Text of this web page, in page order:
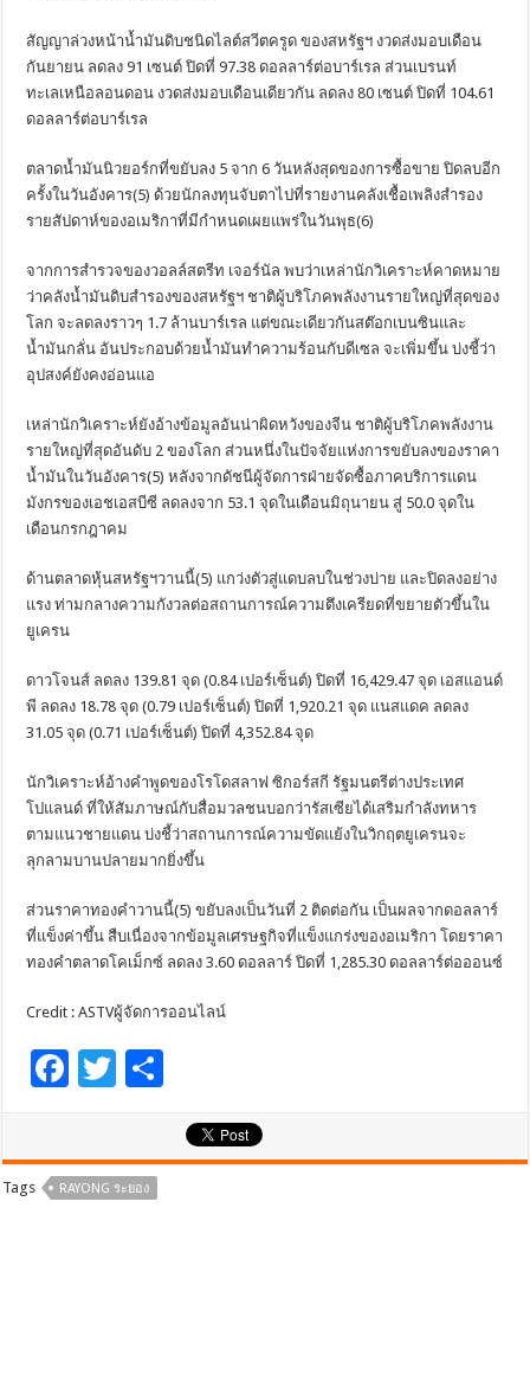
สัญญาล่วงหน้าน้ำมันดิบชนิดไลต์สวีตครูด ของสหรัฐฯ งวดส่งมอบเดือน
กันยายน ลดลง 91 เซนต์ ปิดที่ 97.38 ดอลลาร์ต่อบาร์เรล ส่วนเบรนท์
ทะเลเหนือลอนดอน งวดส่งมอบเดือนเดียวกัน ลดลง 80 เซนต์ ปิดที่ 104.61
ดอลลาร์ต่อบาร์เรล
ตลาดน้ำมันนิวยอร์กที่ขยับลง 5 จาก 6 วันหลังสุดของการซื้อขาย ปิดลบอีก
ครั้งในวันอังคาร(5) ด้วยนักลงทุนจับตาไปที่รายงานคลังเชื้อเพลิงสำรอง
รายสัปดาห์ของอเมริกาที่มีกำหนดเผยแพร่ในวันพุธ(6)
จากการสำรวจของวอลล์สตรีท เจอร์นัล พบว่าเหล่านักวิเคราะห์คาดหมาย
ว่าคลังน้ำมันดิบสำรองของสหรัฐฯ ชาติผู้บริโภคพลังงานรายใหญ่ที่สุดของ
โลก จะลดลงราวๆ 1.7 ล้านบาร์เรล แต่ขณะเดียวกันสต๊อกเบนซินและ
น้ำมันกลั่น อันประกอบด้วยน้ำมันทำความร้อนกับดีเซล จะเพิ่มขึ้น บ่งชี้ว่า
อุปสงค์ยังคงอ่อนแอ
เหล่านักวิเคราะห์ยังอ้างข้อมูลอันน่าผิดหวังของจีน ชาติผู้บริโภคพลังงาน
รายใหญ่ที่สุดอันดับ 2 ของโลก ส่วนหนึ่งในปัจจัยแห่งการขยับลงของราคา
น้ำมันในวันอังคาร(5) หลังจากดัชนีผู้จัดการฝ่ายจัดซื้อภาคบริการแดน
มังกรของเอชเอสบีซี ลดลงจาก 53.1 จุดในเดือนมิถุนายน สู่ 50.0 จุดใน
เดือนกรกฎาคม
ด้านตลาดหุ้นสหรัฐฯวานนี้(5) แกว่งตัวสู่แดบลบในช่วงบ่าย และปิดลงอย่าง
แรง ท่ามกลางความกังวลต่อสถานการณ์ความตึงเครียดที่ขยายตัวขึ้นใน
ยูเครน
ดาวโจนส์ ลดลง 139.81 จุด (0.84 เปอร์เซ็นต์) ปิดที่ 16,429.47 จุด เอสแอนด์
พี ลดลง 18.78 จุด (0.79 เปอร์เซ็นต์) ปิดที่ 1,920.21 จุด แนสแดค ลดลง
31.05 จุด (0.71 เปอร์เซ็นต์) ปิดที่ 4,352.84 จุด
นักวิเคราะห์อ้างคำพูดของโรโดสลาฟ ซิกอร์สกี รัฐมนตรีต่างประเทศ
โปแลนด์ ที่ให้สัมภาษณ์กับสื่อมวลชนบอกว่ารัสเซียได้เสริมกำลังทหาร
ตามแนวชายแดน บ่งชี้ว่าสถานการณ์ความขัดแย้งในวิกฤตยูเครนจะ
ลุกลามบานปลายมากยิ่งขึ้น
ส่วนราคาทองคำวานนี้(5) ขยับลงเป็นวันที่ 2 ติดต่อกัน เป็นผลจากดอลลาร์
ที่แข็งค่าขึ้น สืบเนื่องจากข้อมูลเศรษฐกิจที่แข็งแกร่งของอเมริกา โดยราคา
ทองคำตลาดโคเม็กซ์ ลดลง 3.60 ดอลลาร์ ปิดที่ 1,285.30 ดอลลาร์ต่อออนซ์
Credit : ASTVผู้จัดการออนไลน์
F
b
T
er
ar
Tags RAYONG ระยอง